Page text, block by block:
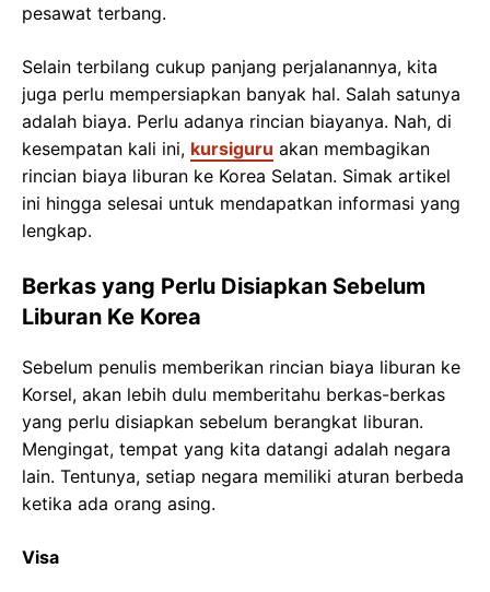
pesawat terbang.
Selain terbilang cukup panjang perjalanannya, kita
juga perlu mempersiapkan banyak hal. Salah satunya
adalah biaya. Perlu adanya rincian biayanya. Nah, di
kesempatan kali ini, kursiguru akan membagikan
rincian biaya liburan ke Korea Selatan. Simak artikel
ini hingga selesai untuk mendapatkan informasi yang
lengkap.
Berkas yang Perlu Disiapkan Sebelum
Liburan Ke Korea
Sebelum penulis memberikan rincian biaya liburan ke
Korsel, akan lebih dulu memberitahu berkas-berkas
yang perlu disiapkan sebelum berangkat liburan.
Mengingat, tempat yang kita datangi adalah negara
lain. Tentunya, setiap negara memiliki aturan berbeda
ketika ada orang asing.
Visa